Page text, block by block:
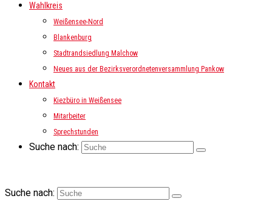
Wahlkreis
Weißensee-Nord
Blankenburg
Stadtrandsiedlung Malchow
Neues aus der Bezirksverordnetenversammlung Pankow
Kontakt
Kiezbüro in Weißensee
Mitarbeiter
Sprechstunden
Suche nach:
Suche nach: